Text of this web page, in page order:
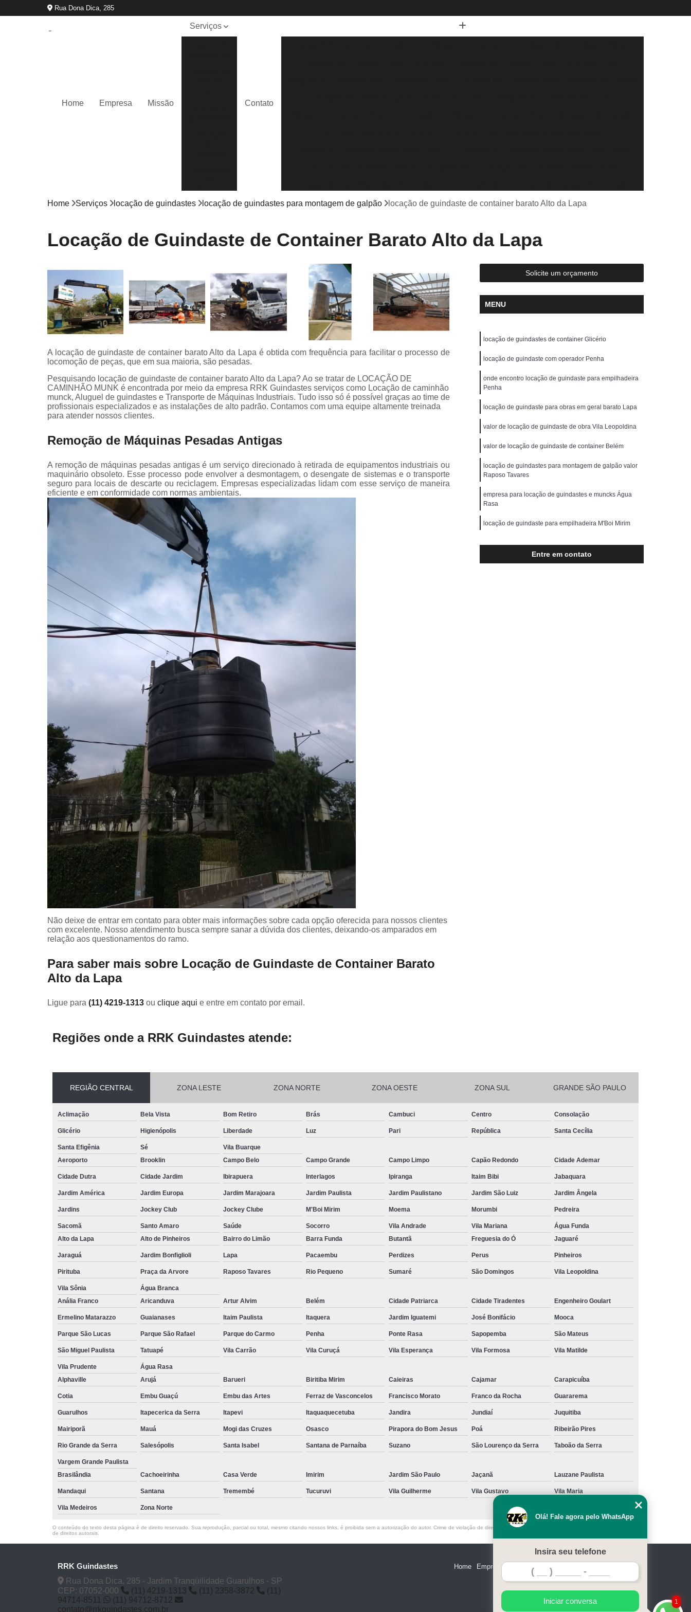
Rua Dona Dica, 285
Home Empresa Missão
Serviços
máquinas
Contato
Locação de Caminhão Munck para Container
Locação de Caminhão Munck para Obra
Locação de Munck
Locação de Guindaste
Locação de Guindaste com Operador
Locação de Guindaste para Caminhão Leve
Locação de Guindaste para Construção Civil
Locação de Guindaste para Empilhadeira
Locação de Guindastes e Muncks
Locação de Guindastes para Içamento de Carga
Locação de Guindastes para Montagem de Galpão
Remoção de Máquina de Corte
Remoção de Máquinas Dobradeiras
Remoção de Máquinas e Equipamentos
Remoção de Máquinas Industriais
Remoção de Máquinas Pesadas
Remoção de Máquinas Pesadas Antigas
Remoção de Máquinas Pesadas Construção Civil
Transporte e Remoção de Máquinas
Transporte de Máquina de Corte
Transporte de Máquinas Dobradeiras
Transporte de Máquinas Gráficas
Transporte de Máquinas Industriais
Transporte de Máquinas Pesadas
Transporte de Máquinas Pesadas Construção Civil
Transporte para Máquinas Gráficas
Home Serviços locação de guindastes locação de guindastes para montagem de galpão locação de guindaste de container barato Alto da Lapa
Locação de Guindaste de Container Barato Alto da Lapa
A locação de guindaste de container barato Alto da Lapa é obtida com frequência para facilitar o processo de
locomoção de peças, que em sua maioria, são pesadas.
Pesquisando locação de guindaste de container barato Alto da Lapa? Ao se tratar de LOCAÇÃO DE
CAMINHÃO MUNK é encontrada por meio da empresa RRK Guindastes serviços como Locação de caminhão
munck, Aluguel de guindastes e Transporte de Máquinas Industriais. Tudo isso só é possível graças ao time de
profissionais especializados e as instalações de alto padrão. Contamos com uma equipe altamente treinada
para atender nossos clientes.
Remoção de Máquinas Pesadas Antigas
A remoção de máquinas pesadas antigas é um serviço direcionado à retirada de equipamentos industriais ou
maquinário obsoleto. Esse processo pode envolver a desmontagem, o desengate de sistemas e o transporte
seguro para locais de descarte ou reciclagem. Empresas especializadas lidam com esse serviço de maneira
eficiente e em conformidade com normas ambientais.
Não deixe de entrar em contato para obter mais informações sobre cada opção oferecida para nossos clientes
com excelente. Nosso atendimento busca sempre sanar a dúvida dos clientes, deixando-os amparados em
relação aos questionamentos do ramo.
Para saber mais sobre Locação de Guindaste de Container Barato
Alto da Lapa
Ligue para (11) 4219-1313 ou clique aqui e entre em contato por email.
Solicite um orçamento
MENU
locação de guindastes de container Glicério
locação de guindaste com operador Penha
onde encontro locação de guindaste para empilhadeira
Penha
locação de guindaste para obras em geral barato Lapa
valor de locação de guindaste de obra Vila Leopoldina
valor de locação de guindaste de container Belém
locação de guindastes para montagem de galpão valor
Raposo Tavares
empresa para locação de guindastes e muncks Água
Rasa
locação de guindaste para empilhadeira M'Boi Mirim
Entre em contato
Regiões onde a RRK Guindastes atende:
REGIÃO CENTRAL ZONA LESTE ZONA NORTE ZONA OESTE ZONA SUL GRANDE SÃO PAULO
Aclimação Bela Vista Bom Retiro Brás Cambuci Centro Consolação
Glicério Higienópolis Liberdade Luz Pari República Santa Cecília
Santa Efigênia Sé
Vila Buarque
Aeroporto
Brooklin Campo Belo Campo Grande Campo Limpo Capão Redondo Cidade Ademar
Cidade Dutra Cidade Jardim Ibirapuera Interlagos Ipiranga Itaim Bibi Jabaquara
Jardim América Jardim Europa Jardim Marajoara Jardim Paulista Jardim Paulistano Jardim São Luiz Jardim Ângela
Jardins Jockey Club Jockey Clube M'Boi Mirim Moema Morumbi Pedreira
Sacomã Santo Amaro Saúde Socorro Vila Andrade Vila Mariana
Água Funda
Alto da Lapa
Alto de Pinheiros Bairro do Limão Barra Funda Butantã Freguesia do Ó Jaguaré
Jaraguá Jardim Bonfiglioli Lapa Pacaembu Perdizes Perus Pinheiros
Pirituba Praça da Arvore Raposo Tavares Rio Pequeno Sumaré São Domingos Vila Leopoldina
Vila Sônia
Água Branca
Anália Franco
Aricanduva Artur Alvim Belém Cidade Patriarca Cidade Tiradentes Engenheiro Goulart
Ermelino Matarazzo Guaianases Itaim Paulista Itaquera Jardim Iguatemi José Bonifácio Mooca
Parque São Lucas Parque São Rafael Parque do Carmo Penha Ponte Rasa Sapopemba São Mateus
São Miguel Paulista Tatuapé Vila Carrão Vila Curuçá Vila Esperança Vila Formosa Vila Matilde
Vila Prudente
Água Rasa
Alphaville
Arujá Barueri Biritiba Mirim Caieiras Cajamar Carapicuíba
Cotia Embu Guaçú Embu das Artes Ferraz de Vasconcelos Francisco Morato Franco da Rocha Guararema
Guarulhos Itapecerica da Serra Itapevi Itaquaquecetuba Jandira Jundiaí Juquitiba
Mairiporã Mauá Mogi das Cruzes Osasco Pirapora do Bom Jesus Poá Ribeirão Pires
Rio Grande da Serra Salesópolis Santa Isabel Santana de Parnaíba Suzano São Lourenço da Serra Taboão da Serra
Vargem Grande Paulista
Brasilândia
Cachoeirinha Casa Verde Imirim Jardim São Paulo Jaçanã Lauzane Paulista
Mandaqui Santana Tremembé Tucuruvi Vila Guilherme Vila Gustavo Vila Maria
Vila Medeiros Zona Norte
O conteúdo do texto desta página é de direito reservado. Sua reprodução, parcial ou total, mesmo citando nossos links, é proibida sem a autorização do autor. Crime de violação de direito autoral – artigo 184 do Código Penal –
de direitos autorais
RRK Guindastes
Rua Dona Dica, 285 - Jardim Tranqüilidade Guarulhos - SP
CEP: 07052-000
(11) 4219-1313 (11) 2358-3872
(11)
94714-8511
(11) 94712-8712
contato@rrkguindastes.com.br
Home Empresa Serviços
1
Olá! Fale agora pelo WhatsApp
Insira seu telefone
Iniciar conversa